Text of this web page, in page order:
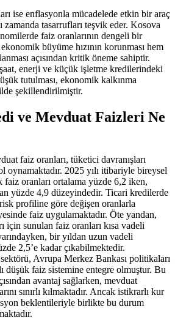
ise enflasyonla mücadelede etkin bir araç
zamanda tasarrufları teşvik eder. Kosova
faiz oranlarının dengeli bir
büyüme hızının korunması hem
açısından kritik öneme sahiptir.
enerji ve küçük işletme kredilerindeki
tutulması, ekonomik kalkınma
şekillendirilmiştir.
ve Mevduat Faizleri Ne
faiz oranları, tüketici davranışları
2025 yılı itibariyle bireysel
faiz oranları ortalama yüzde 6,2 iken,
yüzde 4,9 düzeyindedir. Ticari kredilerde
profiline göre değişen oranlarla
faiz uygulamaktadır. Öte yandan,
için sunulan faiz oranları kısa vadeli
bir yıldan uzun vadeli
2,5’e kadar çıkabilmektedir.
Avrupa Merkez Bankası politikaları
düşük faiz sistemine entegre olmuştur. Bu
avantaj sağlarken, mevduat
sınırlı kılmaktadır. Ancak istikrarlı kur
beklentileriyle birlikte bu durum